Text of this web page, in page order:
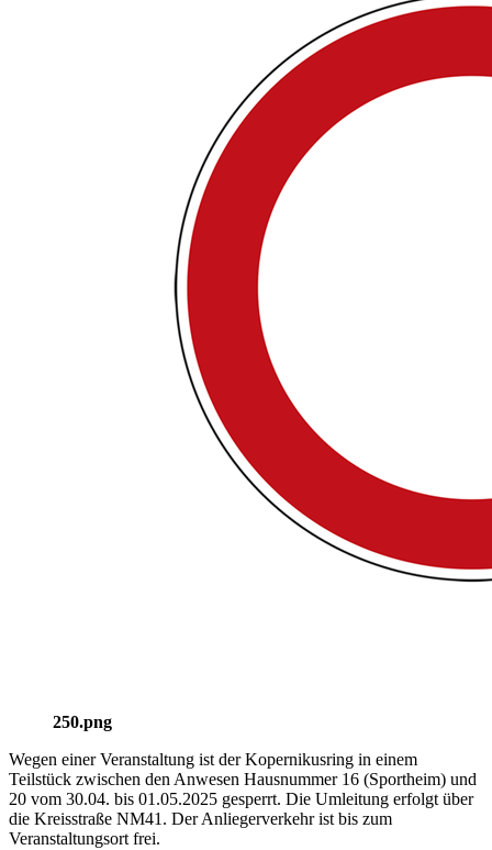
250.png
Wegen einer Veranstaltung ist der Kopernikusring in einem
Teilstück zwischen den Anwesen Hausnummer 16 (Sportheim) und
20 vom 30.04. bis 01.05.2025 gesperrt. Die Umleitung erfolgt über
die Kreisstraße NM41. Der Anliegerverkehr ist bis zum
Veranstaltungsort frei.